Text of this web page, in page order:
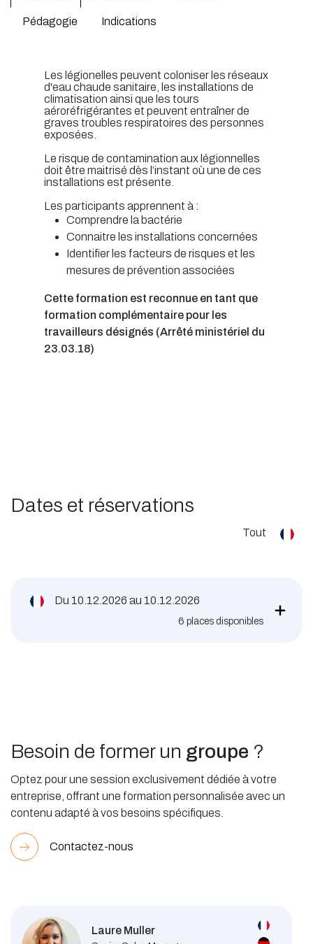
Pédagogie Indications
Les légionelles peuvent coloniser les réseaux
d'eau chaude sanitaire, les installations de
climatisation ainsi que les tours
aéroréfrigérantes et peuvent entraîner de
graves troubles respiratoires des personnes
exposées.
Le risque de contamination aux légionnelles
doit être maitrisé dès l’instant où une de ces
installations est présente.
Les participants apprennent à :
Comprendre la bactérie
Connaitre les installations concernées
Identifier les facteurs de risques et les
mesures de prévention associées
Cette formation est reconnue en tant que
formation complémentaire pour les
travailleurs désignés (Arrêté ministériel du
23.03.18)
Dates et réservations
Tout
Du 10.12.2026 au 10.12.2026
6 places disponibles
Besoin de former un groupe ?
Optez pour une session exclusivement dédiée à votre
entreprise, offrant une formation personnalisée avec un
contenu adapté à vos besoins spécifiques.
Contactez-nous
Laure Muller